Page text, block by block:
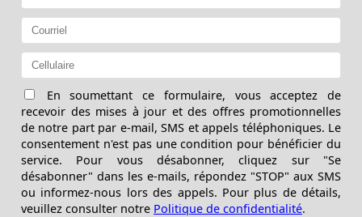
En soumettant ce formulaire, vous acceptez de
recevoir des mises à jour et des offres promotionnelles
de notre part par e-mail, SMS et appels téléphoniques. Le
consentement n'est pas une condition pour bénéficier du
service. Pour vous désabonner, cliquez sur "Se
désabonner" dans les e-mails, répondez "STOP" aux SMS
ou informez-nous lors des appels. Pour plus de détails,
veuillez consulter notre Politique de confidentialité.